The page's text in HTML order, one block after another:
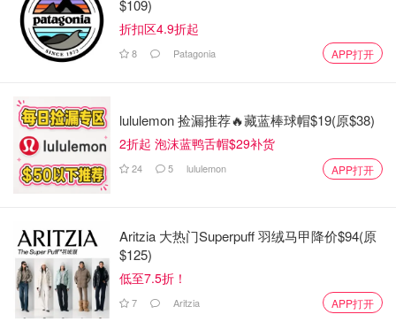
$109)
折扣区4.9折起
8 Patagonia APP打开
lululemon 捡漏推荐🔥藏蓝棒球帽$19(原$38)
2折起 泡沫蓝鸭舌帽$29补货
24 5 lululemon APP打开
Aritzia 大热门Superpuff 羽绒马甲降价$94(原
$125)
低至7.5折！
7 Aritzia APP打开